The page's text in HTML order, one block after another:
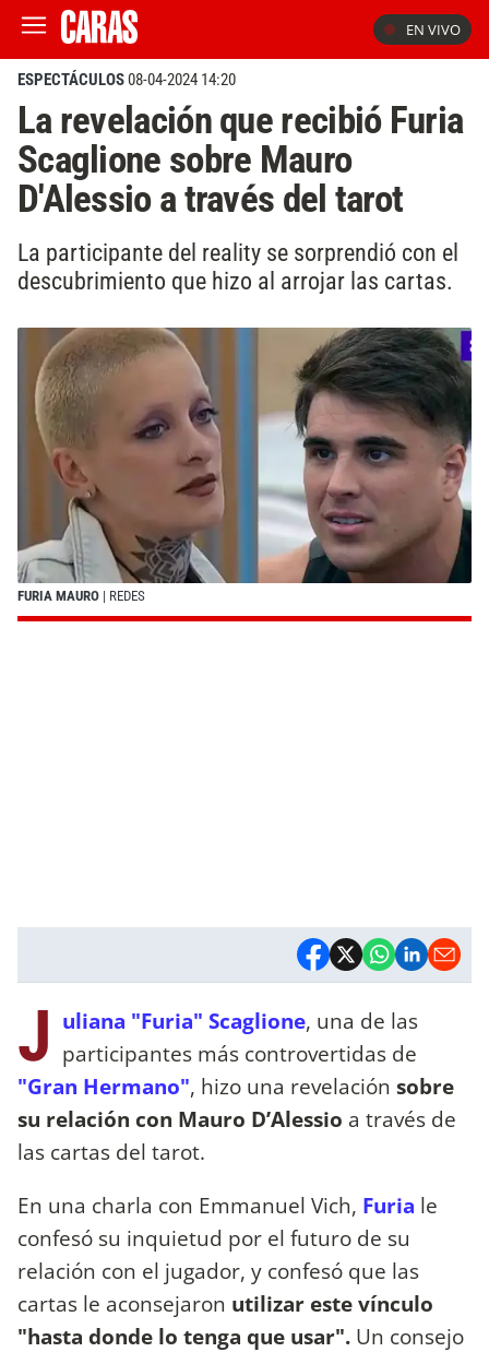
EN VIVO
ESPECTÁCULOS08-04-2024 14:20
La revelación que recibió Furia
Scaglione sobre Mauro
D'Alessio a través del tarot
La participante del reality se sorprendió con el
descubrimiento que hizo al arrojar las cartas.
FURIA MAURO | REDES
J uliana "Furia" Scaglione, una de las
participantes más controvertidas de
"Gran Hermano", hizo una revelación sobre
su relación con Mauro D’Alessio a través de
las cartas del tarot.
En una charla con Emmanuel Vich, Furia le
confesó su inquietud por el futuro de su
relación con el jugador, y confesó que las
cartas le aconsejaron utilizar este vínculo
"hasta donde lo tenga que usar". Un consejo